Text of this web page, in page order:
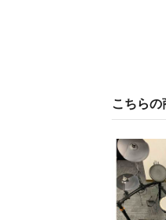
こちら